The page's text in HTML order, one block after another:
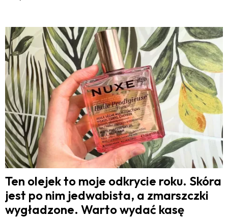
Ten olejek to moje odkrycie roku. Skóra
jest po nim jedwabista, a zmarszczki
wygładzone. Warto wydać kasę